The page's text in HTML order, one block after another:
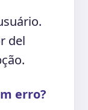
del
erro?